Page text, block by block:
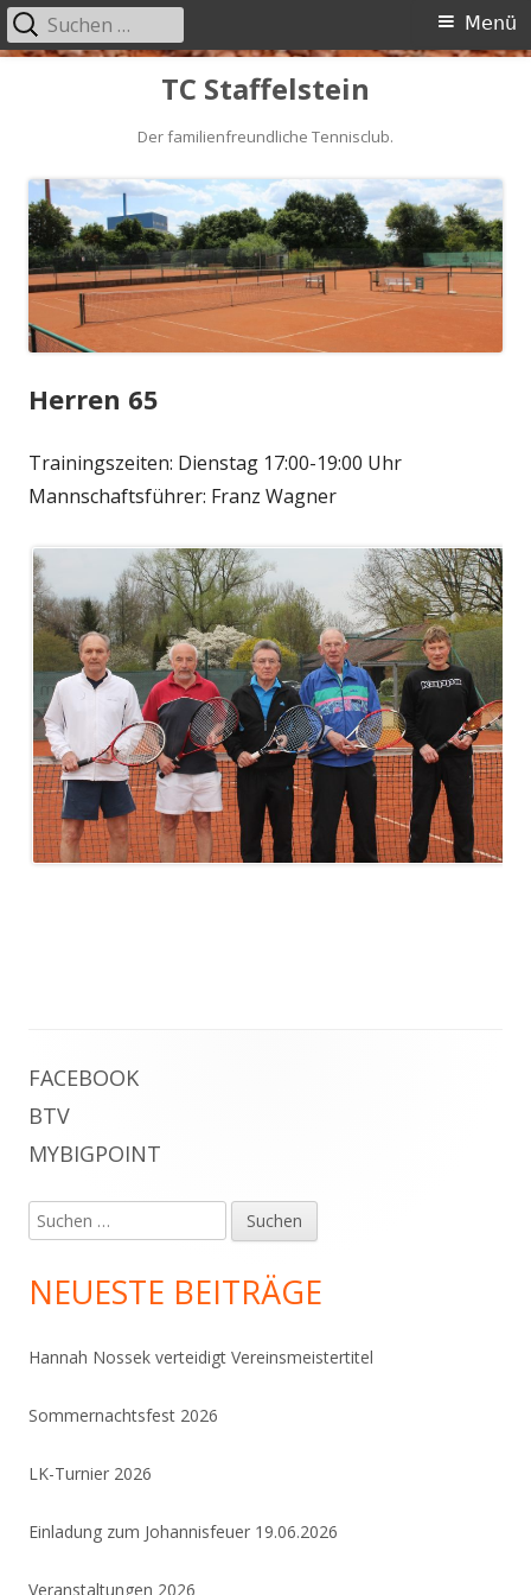
TC Staffelstein
Der familienfreundliche Tennisclub.
Primäres
Menü
Suchen
nach:
Herren 65
Trainingszeiten: Dienstag 17:00-19:00 Uhr
Mannschaftsführer: Franz Wagner
Haupt-
Seitenleiste
FACEBOOK
BTV
MYBIGPOINT
Suchen
nach:
NEUESTE BEITRÄGE
Hannah Nossek verteidigt Vereinsmeistertitel
Sommernachtsfest 2026
LK-Turnier 2026
Einladung zum Johannisfeuer 19.06.2026
Veranstaltungen 2026